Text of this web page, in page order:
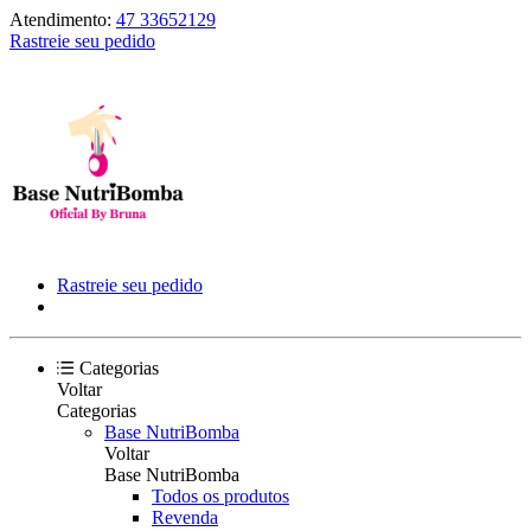
Atendimento: 47 33652129
Rastreie seu pedido
Rastreie seu pedido
Categorias
Voltar
Categorias
Base NutriBomba
Voltar
Base NutriBomba
Todos os produtos
Revenda